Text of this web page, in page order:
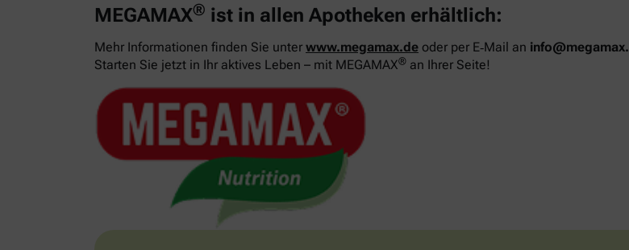
MEGAMAX® ist in allen Apotheken erhältlich:
Mehr Informationen finden Sie unter www.megamax.de oder per E‑Mail an
Starten Sie jetzt in Ihr aktives Leben – mit MEGAMAX® an Ihrer Seite!